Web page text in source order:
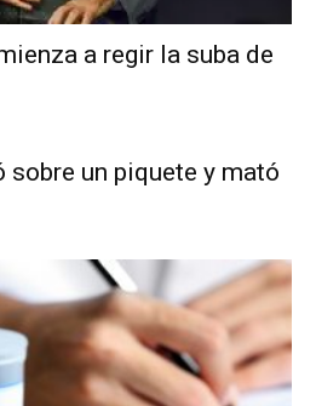
a regir la suba de
sobre un piquete y mató